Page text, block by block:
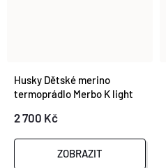
Husky Dětské merino
termoprádlo Merbo K light
2 700 Kč
ZOBRAZIT